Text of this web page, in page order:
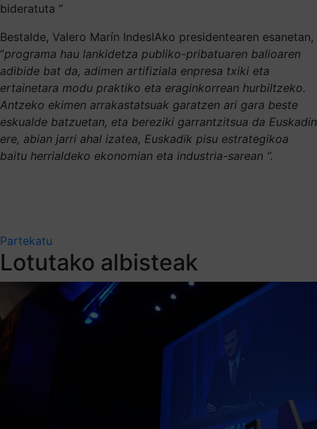
bideratuta ”
Bestalde, Valero Marín IndesIAko presidentearen esanetan,
“programa hau lankidetza publiko-pribatuaren balioaren
adibide bat da, adimen artifiziala enpresa txiki eta
ertainetara modu praktiko eta eraginkorrean hurbiltzeko.
Antzeko ekimen arrakastatsuak garatzen ari gara beste
eskualde batzuetan, eta bereziki garrantzitsua da Euskadin
ere, abian jarri ahal izatea, Euskadik pisu estrategikoa
baitu herrialdeko ekonomian eta industria-sarean “.
Partekatu
Lotutako albisteak